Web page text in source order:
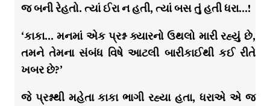
જ બની રેહતો. ત્યાં ઈરા ન હતી, ત્યાં બસ તું હતી ધરા…!
‘કાકા… મનમાં એક પ્રશ્ન ક્યારનો ઉથલો મારી રહ્યું છે,
તમને તેમના સંબંધ વિષે આટલી બારીકાઈથી કઈ રીતે
ખબર છે?’
જે પ્રશ્નથી મહેતા કાકા ભાગી રહ્યા હતા, ધરાએ એ જ